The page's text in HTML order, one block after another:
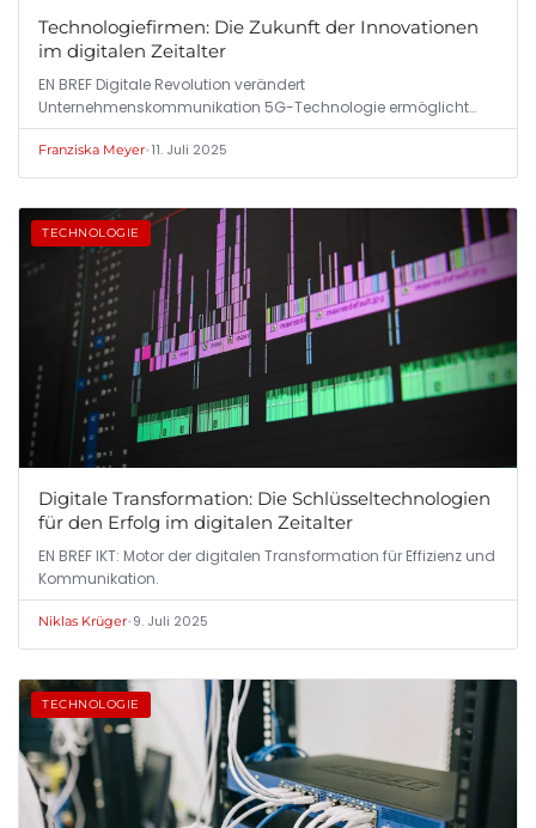
Technologiefirmen: Die Zukunft der Innovationen
im digitalen Zeitalter
EN BREF Digitale Revolution verändert
Unternehmenskommunikation 5G-Technologie ermöglicht…
Franziska Meyer•11. Juli 2025
TECHNOLOGIE
Digitale Transformation: Die Schlüsseltechnologien
für den Erfolg im digitalen Zeitalter
EN BREF IKT: Motor der digitalen Transformation für Effizienz und
Kommunikation.
Niklas Krüger•9. Juli 2025
TECHNOLOGIE